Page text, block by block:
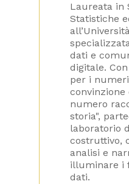
Laureata in
Statistiche
dati e
digitale.
per i
convinzione
numero
storia",
laboratorio
costruttivo,
analisi e
illuminare i
dati.